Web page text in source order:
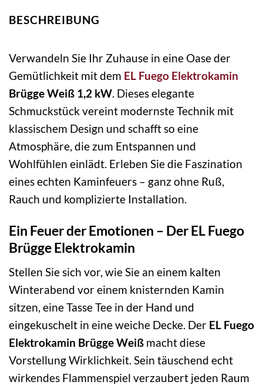
BESCHREIBUNG
Verwandeln Sie Ihr Zuhause in eine Oase der
Gemütlichkeit mit dem EL Fuego Elektrokamin
Brügge Weiß 1,2 kW . Dieses elegante
Schmuckstück vereint modernste Technik mit
klassischem Design und schafft so eine
Atmosphäre, die zum Entspannen und
Wohlfühlen einlädt. Erleben Sie die Faszination
eines echten Kaminfeuers – ganz ohne Ruß,
Rauch und komplizierte Installation.
Ein Feuer der Emotionen – Der EL Fuego
Brügge Elektrokamin
Stellen Sie sich vor, wie Sie an einem kalten
Winterabend vor einem knisternden Kamin
sitzen, eine Tasse Tee in der Hand und
eingekuschelt in eine weiche Decke. Der EL Fuego
Elektrokamin Brügge Weiß macht diese
Vorstellung Wirklichkeit. Sein täuschend echt
wirkendes Flammenspiel verzaubert jeden Raum